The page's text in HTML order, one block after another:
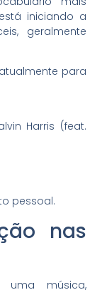
iniciando a
geralmente
para
Harris (feat.
pessoal.
nas
uma música,